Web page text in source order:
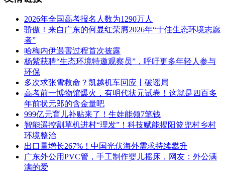
2026年全国高考报名人数为1290万人
骄傲！来自广东的何显红荣膺2026年“十佳生态环境志愿
者”
哈梅内伊遇害过程首次披露
杨紫获聘“生态环境特邀观察员”，呼吁更多年轻人参与
环保
多次求张雪救命？凯越机车回应丨破谣局
高考前一博物馆爆火，有明代状元试卷！这就是四百多
年前状元郎的含金量吧
999亿元育儿补贴来了！生娃能领7笔钱
智能遥控割草机进村“理发”！科技赋能揭阳篮兜村乡村
环境整治
出口量增长267%！中国光伏海外需求持续攀升
广东外公用PVC管，手工制作婴儿摇床，网友：外公满
满的爱